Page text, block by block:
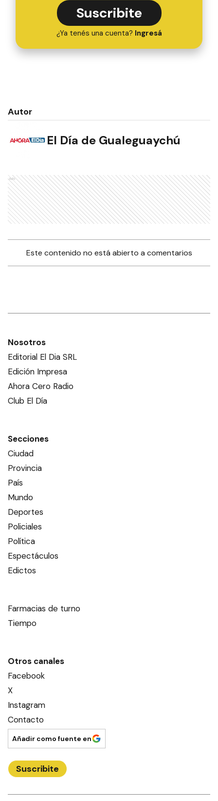
Suscribite
¿Ya tenés una cuenta? Ingresá
Autor
El Día de Gualeguaychú
Ads
Este contenido no está abierto a comentarios
Nosotros
Editorial El Dia SRL
Edición Impresa
Ahora Cero Radio
Club El Día
Secciones
Ciudad
Provincia
País
Mundo
Deportes
Policiales
Política
Espectáculos
Edictos
Farmacias de turno
Tiempo
Otros canales
Facebook
X
Instagram
Contacto
Añadir como fuente en
Suscribite